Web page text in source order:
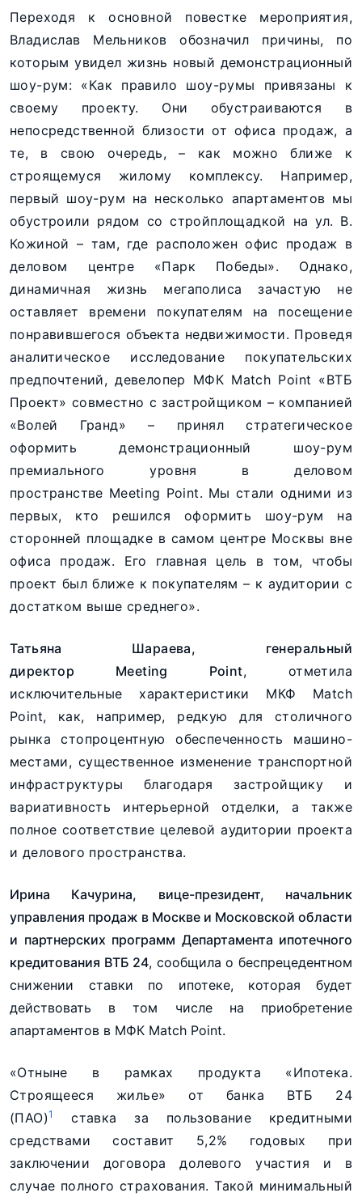
Переходя к основной повестке мероприятия,
Владислав Мельников обозначил причины, по
которым увидел жизнь новый демонстрационный
шоу-рум: «Как правило шоу-румы привязаны к
своему проекту. Они обустраиваются в
непосредственной близости от офиса продаж, а
те, в свою очередь, – как можно ближе к
строящемуся жилому комплексу. Например,
первый шоу-рум на несколько апартаментов мы
обустроили рядом со стройплощадкой на ул. В.
Кожиной – там, где расположен офис продаж в
деловом центре «Парк Победы». Однако,
динамичная жизнь мегаполиса зачастую не
оставляет времени покупателям на посещение
понравившегося объекта недвижимости. Проведя
аналитическое исследование покупательских
предпочтений, девелопер МФК Match Point «ВТБ
Проект» совместно с застройщиком – компанией
«Волей Гранд» – принял стратегическое
оформить демонстрационный шоу-рум
премиального уровня в деловом
пространстве Meeting Point. Мы стали одними из
первых, кто решился оформить шоу-рум на
сторонней площадке в самом центре Москвы вне
офиса продаж. Его главная цель в том, чтобы
проект был ближе к покупателям – к аудитории с
достатком выше среднего».
Татьяна Шараева, генеральный
директор Meeting Point, отметила
исключительные характеристики МКФ Match
Point, как, например, редкую для столичного
рынка стопроцентную обеспеченность машино-
местами, существенное изменение транспортной
инфраструктуры благодаря застройщику и
вариативность интерьерной отделки, а также
полное соответствие целевой аудитории проекта
и делового пространства.
Ирина Качурина, вице-президент, начальник
управления продаж в Москве и Московской области
и партнерских программ Департамента ипотечного
кредитования ВТБ 24, сообщила о беспрецедентном
снижении ставки по ипотеке, которая будет
действовать в том числе на приобретение
апартаментов в МФК Match Point.
«Отныне в рамках продукта «Ипотека.
Строящееся жилье» от банка ВТБ 24
(ПАО)1
ставка за пользование кредитными
средствами составит 5,2% годовых при
заключении договора долевого участия и в
случае полного страхования. Такой минимальный